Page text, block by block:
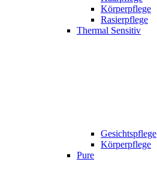
Körperpflege
Rasierpflege
Thermal Sensitiv
Gesichtspflege
Körperpflege
Pure